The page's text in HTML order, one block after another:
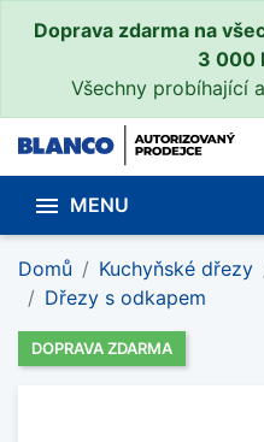
Doprava zdarma na
3 000
Všechny probíhající
 MENU
Domů Kuchyňské dřezy
Dřezy s odkapem
DOPRAVA ZDARMA